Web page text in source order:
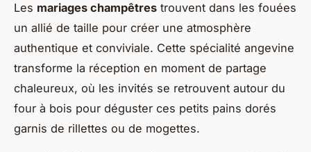
Les mariages champêtres trouvent dans les fouées
un allié de taille pour créer une atmosphère
authentique et conviviale. Cette spécialité angevine
transforme la réception en moment de partage
chaleureux, où les invités se retrouvent autour du
four à bois pour déguster ces petits pains dorés
garnis de rillettes ou de mogettes.